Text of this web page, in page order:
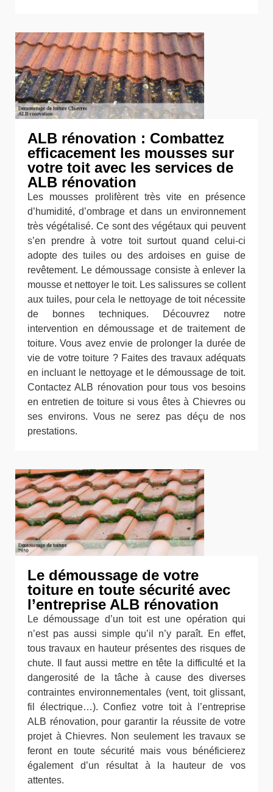
ALB rénovation : Combattez
efficacement les mousses sur
votre toit avec les services de
ALB rénovation
Les mousses prolifèrent très vite en présence
d’humidité, d’ombrage et dans un environnement
très végétalisé. Ce sont des végétaux qui peuvent
s’en prendre à votre toit surtout quand celui-ci
adopte des tuiles ou des ardoises en guise de
revêtement. Le démoussage consiste à enlever la
mousse et nettoyer le toit. Les salissures se collent
aux tuiles, pour cela le nettoyage de toit nécessite
de bonnes techniques. Découvrez notre
intervention en démoussage et de traitement de
toiture. Vous avez envie de prolonger la durée de
vie de votre toiture ? Faites des travaux adéquats
en incluant le nettoyage et le démoussage de toit.
Contactez ALB rénovation pour tous vos besoins
en entretien de toiture si vous êtes à Chievres ou
ses environs. Vous ne serez pas déçu de nos
prestations.
Le démoussage de votre
toiture en toute sécurité avec
l’entreprise ALB rénovation
Le démoussage d’un toit est une opération qui
n’est pas aussi simple qu’il n’y paraît. En effet,
tous travaux en hauteur présentes des risques de
chute. Il faut aussi mettre en tête la difficulté et la
dangerosité de la tâche à cause des diverses
contraintes environnementales (vent, toit glissant,
fil électrique…). Confiez votre toit à l’entreprise
ALB rénovation, pour garantir la réussite de votre
projet à Chievres. Non seulement les travaux se
feront en toute sécurité mais vous bénéficierez
également d’un résultat à la hauteur de vos
attentes.